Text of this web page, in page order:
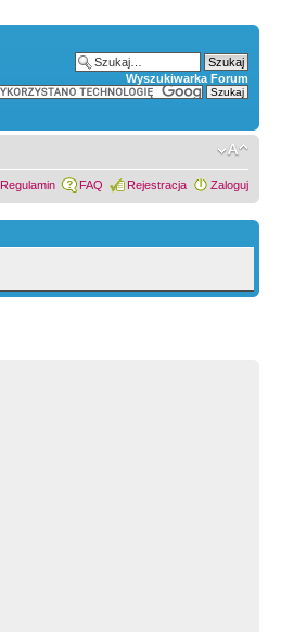
Wyszukiwarka Forum
Regulamin FAQ Rejestracja Zaloguj